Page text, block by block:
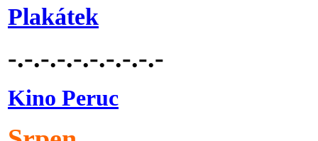
Plakátek
-.-.-.-.-.-.-.-.-.-
Kino Peruc